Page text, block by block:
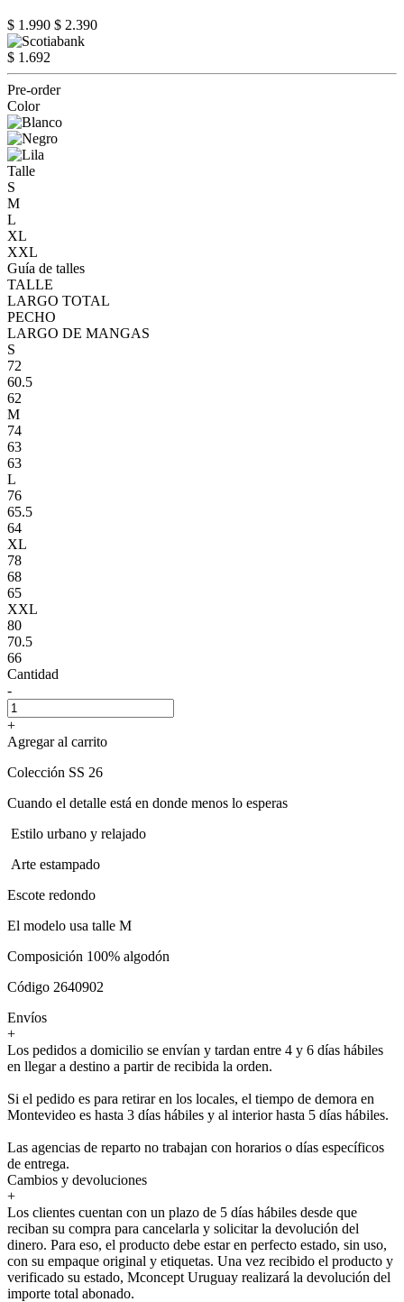
$ 1.990 $ 2.390
$ 1.692
Pre-order
Color
Talle
S
M
L
XL
XXL
Guía de talles
TALLE
LARGO TOTAL
PECHO
LARGO DE MANGAS
S
72
60.5
62
M
74
63
63
L
76
65.5
64
XL
78
68
65
XXL
80
70.5
66
Cantidad
-
+
Agregar al carrito
Colección SS 26
Cuando el detalle está en donde menos lo esperas
Estilo urbano y relajado
Arte estampado
Escote redondo
El modelo usa talle M
Composición 100% algodón
Código 2640902
Envíos
+
Los pedidos a domicilio se envían y tardan entre 4 y 6 días hábiles
en llegar a destino a partir de recibida la orden.
Si el pedido es para retirar en los locales, el tiempo de demora en
Montevideo es hasta 3 días hábiles y al interior hasta 5 días hábiles.
Las agencias de reparto no trabajan con horarios o días específicos
de entrega.
Cambios y devoluciones
+
Los clientes cuentan con un plazo de 5 días hábiles desde que
reciban su compra para cancelarla y solicitar la devolución del
dinero. Para eso, el producto debe estar en perfecto estado, sin uso,
con su empaque original y etiquetas. Una vez recibido el producto y
verificado su estado, Mconcept Uruguay realizará la devolución del
importe total abonado.